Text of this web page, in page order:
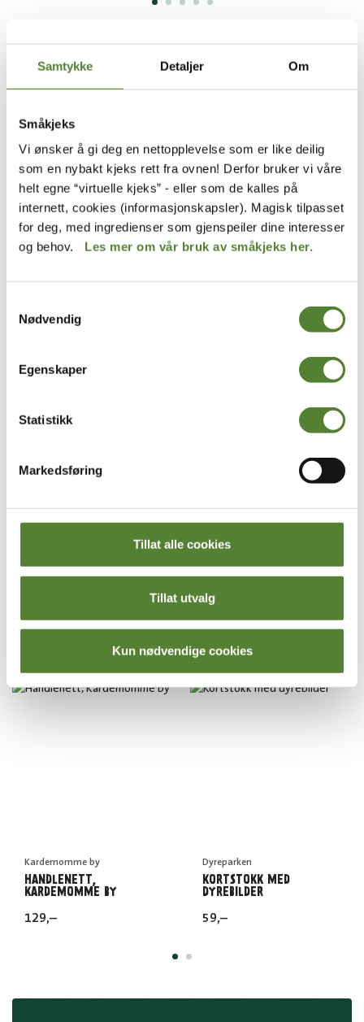
Samtykke Detaljer Om
Småkjeks
Vi ønsker å gi deg en nettopplevelse som er like deilig
som en nybakt kjeks rett fra ovnen! Derfor bruker vi våre
helt egne “virtuelle kjeks” - eller som de kalles på
internett, cookies (informasjonskapsler). Magisk tilpasset
for deg, med ingredienser som gjenspeiler dine interesser
og behov. Les mer om vår bruk av småkjeks her.
Nødvendig
Egenskaper
Statistikk
Markedsføring
Tillat alle cookies
Tillat utvalg
Kun nødvendige cookies
BARN 7-12 ÅR
plukket ut produkter som krever mestring
gjennom lesing, læring og lek. Her finner du også
produkter som passer i skolehverdagen, som
drikkeflasker, matbokser og sekker.
BOK, FOLK OG RØVERE I
KARDEMOMME BY
FORSTØRRELSESGLASS
Her finner du gavetips til tenåringen. Gymbag eller
kortstokk og drikkeflaske er noe av det du finner
Kardemomme by
HANDLENETT,
KARDEMOMME BY
129,–
Dyreparken
KORTSTOKK MED
DYREBILDER
59,–